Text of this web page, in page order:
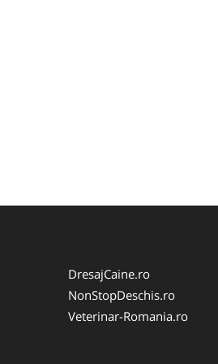
DresajCaine.ro
NonStopDeschis.ro
Veterinar-Romania.ro